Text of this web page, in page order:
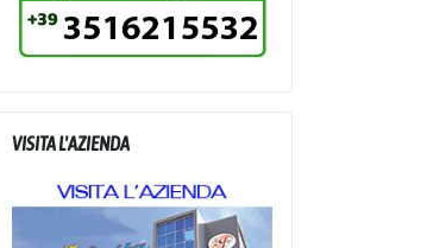
VISITA L'AZIENDA